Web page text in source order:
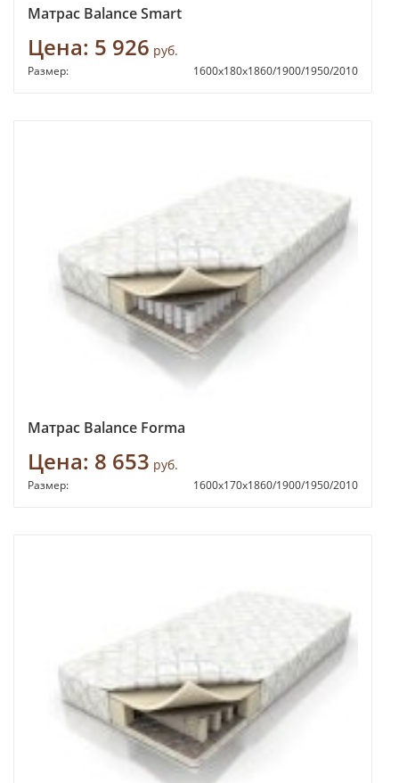
Матрас Balance Smart
Цена: 5 926 руб.
Размер: 1600х180х1860/1900/1950/2010
Матрас Balance Forma
Цена: 8 653 руб.
Размер: 1600х170х1860/1900/1950/2010